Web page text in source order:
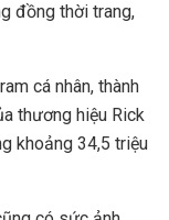
đồng thời trang,
cá nhân, thành
thương hiệu Rick
khoảng 34,5 triệu